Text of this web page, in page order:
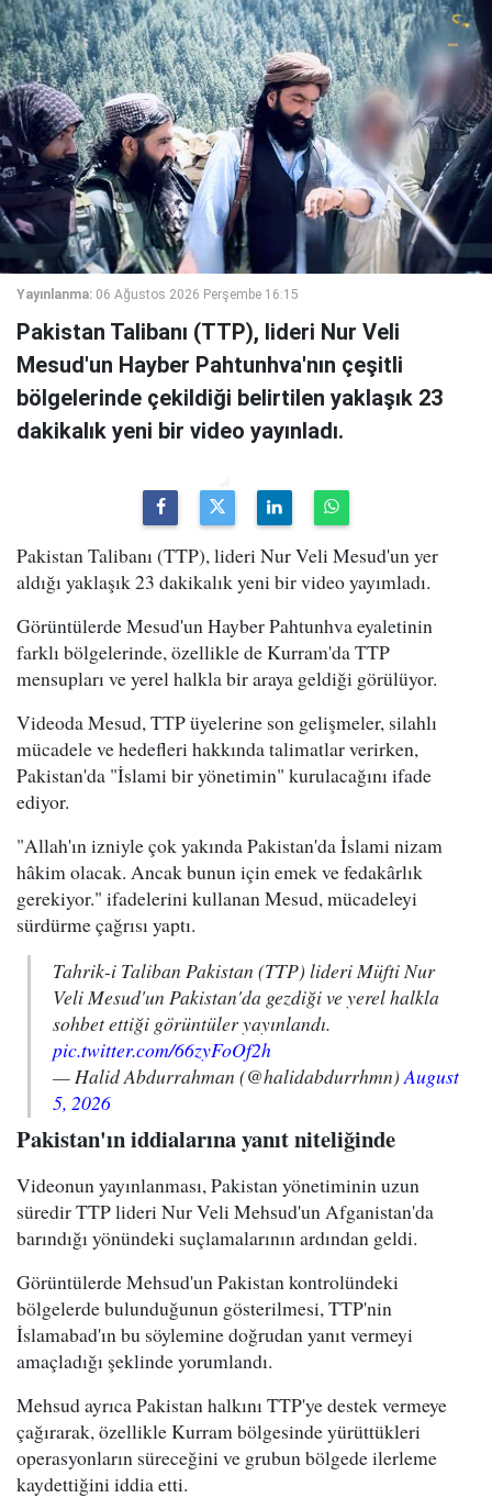
Yayınlanma: 06 Ağustos 2026 Perşembe 16:15
Pakistan Talibanı (TTP), lideri Nur Veli
Mesud'un Hayber Pahtunhva'nın çeşitli
bölgelerinde çekildiği belirtilen yaklaşık 23
dakikalık yeni bir video yayınladı.
Pakistan Talibanı (TTP), lideri Nur Veli Mesud'un yer
aldığı yaklaşık 23 dakikalık yeni bir video yayımladı.
Görüntülerde Mesud'un Hayber Pahtunhva eyaletinin
farklı bölgelerinde, özellikle de Kurram'da TTP
mensupları ve yerel halkla bir araya geldiği görülüyor.
Videoda Mesud, TTP üyelerine son gelişmeler, silahlı
mücadele ve hedefleri hakkında talimatlar verirken,
Pakistan'da "İslami bir yönetimin" kurulacağını ifade
ediyor.
"Allah'ın izniyle çok yakında Pakistan'da İslami nizam
hâkim olacak. Ancak bunun için emek ve fedakârlık
gerekiyor." ifadelerini kullanan Mesud, mücadeleyi
sürdürme çağrısı yaptı.
Tahrik-i Taliban Pakistan (TTP) lideri Müfti Nur
Veli Mesud'un Pakistan'da gezdiği ve yerel halkla
sohbet ettiği görüntüler yayınlandı.
pic.twitter.com/66zyFoOf2h
— Halid Abdurrahman (@halidabdurrhmn) August
5, 2026
Pakistan'ın iddialarına yanıt niteliğinde
Videonun yayınlanması, Pakistan yönetiminin uzun
süredir TTP lideri Nur Veli Mehsud'un Afganistan'da
barındığı yönündeki suçlamalarının ardından geldi.
Görüntülerde Mehsud'un Pakistan kontrolündeki
bölgelerde bulunduğunun gösterilmesi, TTP'nin
İslamabad'ın bu söylemine doğrudan yanıt vermeyi
amaçladığı şeklinde yorumlandı.
Mehsud ayrıca Pakistan halkını TTP'ye destek vermeye
çağırarak, özellikle Kurram bölgesinde yürüttükleri
operasyonların süreceğini ve grubun bölgede ilerleme
kaydettiğini iddia etti.